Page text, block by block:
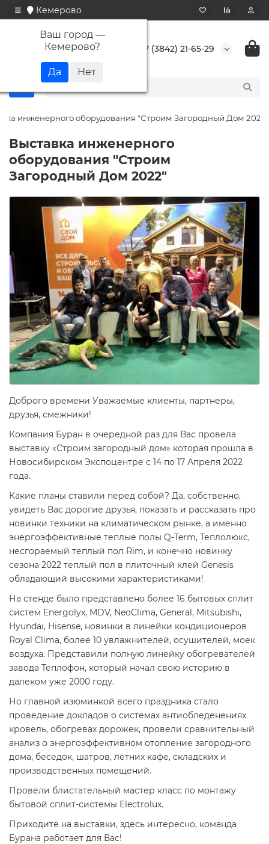
Кемерово
Ваш город —
Кемерово? +7 (3842) 21-65-29
инженерного оборудования "Строим Загородный Дом 2022"
Выставка инженерного
оборудования "Строим
Загородный Дом 2022"
Доброго времени Уважаемые клиенты, партнеры,
друзья, смежники!
Компания Буран в очередной раз для Вас провела
выставку «Строим загородный дом» которая прошла в
Новосибирском Экспоцентре с 14 по 17 Апреля 2022
года.
Какие планы ставили перед собой? Да, собственно,
увидеть Вас дорогие друзья, показать и рассказать про
новинки техники на климатическом рынке, а именно
энергоэффективные теплые полы Q-Term, Теплолюкс,
несгораемый теплый пол Rim, и конечно новинку
сезона 2022 теплый пол в плиточный клей Genesis
обладающий высокими характеристиками!
На стенде было представлено более 16 бытовых сплит
систем Energolyx, MDV, NeoClima, General, Mitsubishi,
Hyundai, Hisense, новинки в линейки кондиционеров
Royal Clima, более 10 увлажнителей, осушителей, моек
воздуха. Представили полную линейку обогревателей
завода Теплофон, который начал свою историю в
далеком уже 2000 году.
Но главной изюминкой всего праздника стало
проведение докладов о системах антиобледенениях
кровель, обогревах дорожек, провели сравнительный
анализ о энергоэффективном отопление загородного
дома, беседок, шатров, летних кафе, складских и
производственных помещений.
Провели блистательный мастер класс по монтажу
бытовой сплит-системы Electrolux.
Приходите на выставки, здесь интересно, команда
Бурана работает для Вас!